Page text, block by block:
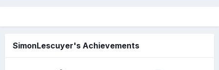
SimonLescuyer's Achievements